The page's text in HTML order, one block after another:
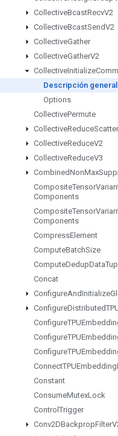
CollectiveBcastRecvV2
CollectiveBcastSendV2
CollectiveGather
CollectiveGatherV2
CollectiveInitialize
Descripción general
Options
CollectivePermute
CollectiveReduceScatter
CollectiveReduceV2
CollectiveReduceV3
CombinedNonMax
CompositeTensor
Components
CompositeTensor
Components
CompressElement
ComputeBatchSize
ComputeDedupData
Concat
ConfigureAndInitialize
ConfigureDistributed
Configure
Configure
Configure
ConnectTPUEmbedding
Constant
ConsumeMutexLock
Control Trigger
Conv2DBackpropFilter